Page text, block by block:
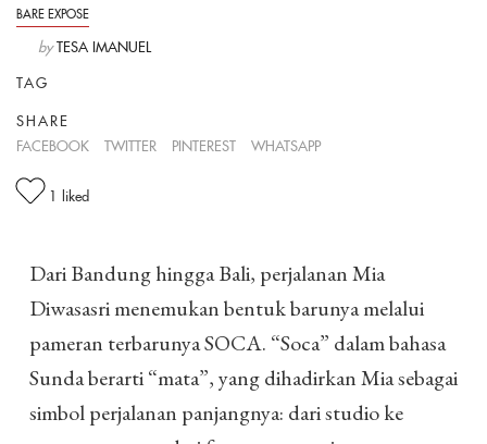
BARE EXPOSE
by TESA IMANUEL
TAG
SHARE
FACEBOOK
TWITTER PINTEREST WHATSAPP
1 liked
Dari Bandung hingga Bali, perjalanan Mia
Diwasasri menemukan bentuk barunya melalui
pameran terbarunya SOCA. “Soca” dalam bahasa
Sunda berarti “mata”, yang dihadirkan Mia sebagai
simbol perjalanan panjangnya: dari studio ke